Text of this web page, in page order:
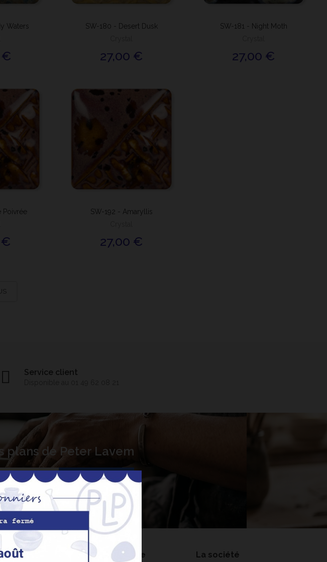
Waters
€
SW-180 - Desert Dusk
27,00 €
SW-181 - Night Moth
27,00 €
Poivrée
€
SW-192 - Amaryllis
27,00 €
Service client
plans de Peter Lavem
S’abonner
produits Mon compte La société